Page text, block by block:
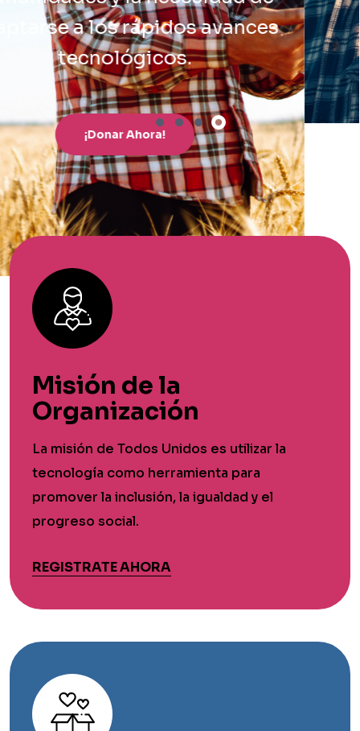
Misión de la
Organización
La misión de Todos Unidos es utilizar la
tecnología como herramienta para
promover la inclusión, la igualdad y el
progreso social.
REGISTRATE AHORA